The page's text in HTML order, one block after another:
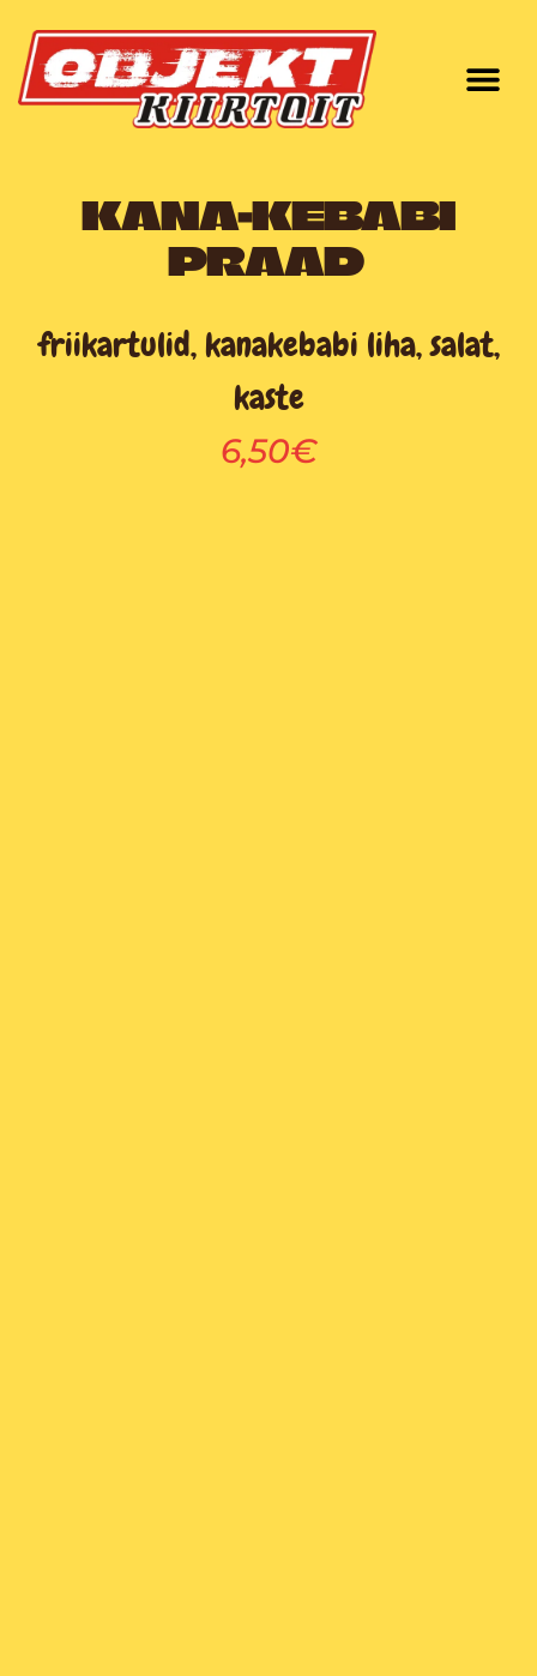
Skip
to
KANA-KEBABI
PRAAD
friikartulid, kanakebabi liha, salat,
kaste
6,50€